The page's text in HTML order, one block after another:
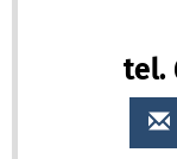
tel.